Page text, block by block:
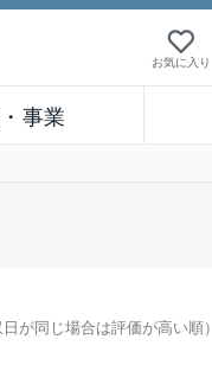
お気に入り
事業
が同じ場合は評価が高い順）